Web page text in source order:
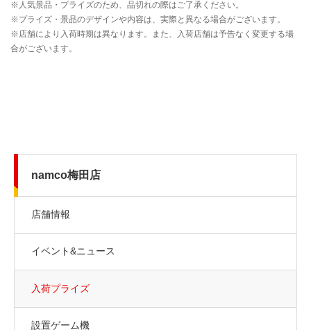
namco梅田店
店舗情報
イベント&ニュース
入荷プライズ
設置ゲーム機